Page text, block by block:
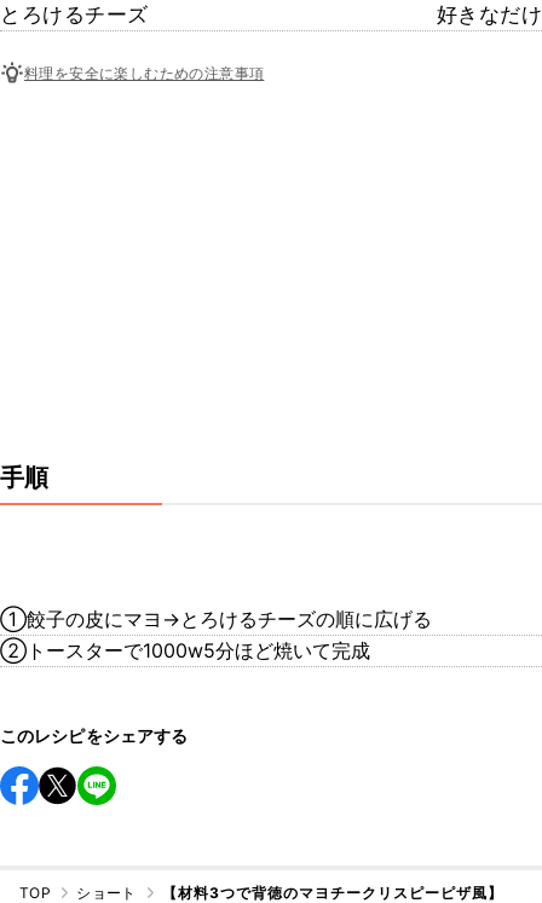
とろけるチーズ
好きなだけ
料理を安全に楽しむための注意事項
手順
①餃子の皮にマヨ→とろけるチーズの順に広げる
②トースターで1000w5分ほど焼いて完成
このレシピをシェアする
TOP ショート 【材料3つで背徳のマヨチークリスピーピザ風】